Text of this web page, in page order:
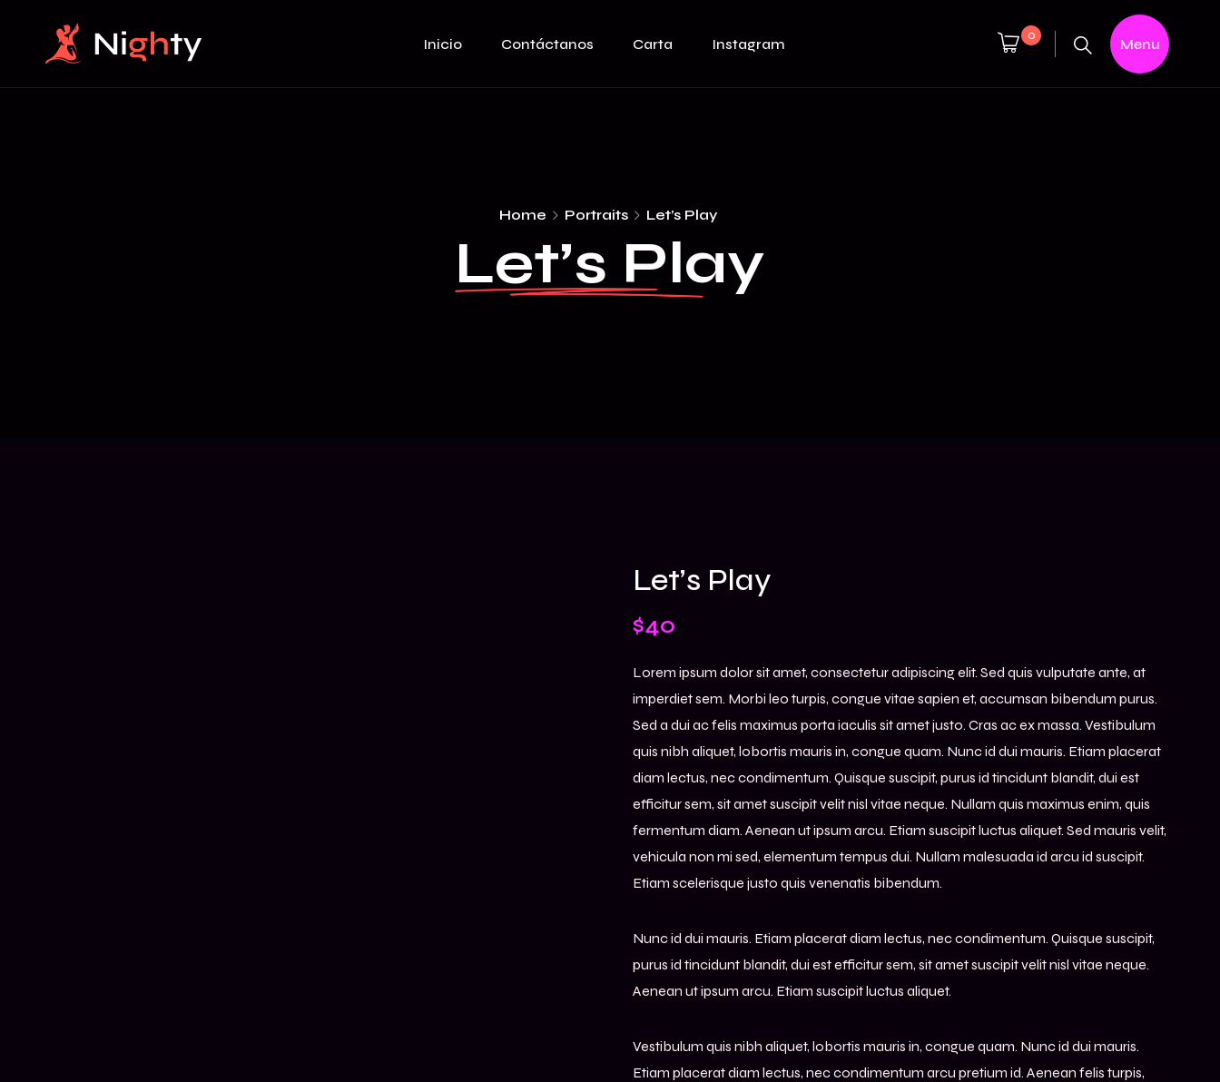
Inicio Contáctanos Carta Instagram 0 Menu
Home Portraits Let’s Play
Let’s Play
Let’s Play
$40
Lorem ipsum dolor sit amet, consectetur adipiscing elit. Sed quis vulputate ante, at
imperdiet sem. Morbi leo turpis, congue vitae sapien et, accumsan bibendum purus.
Sed a dui ac felis maximus porta iaculis sit amet justo. Cras ac ex massa. Vestibulum
quis nibh aliquet, lobortis mauris in, congue quam. Nunc id dui mauris. Etiam placerat
diam lectus, nec condimentum. Quisque suscipit, purus id tincidunt blandit, dui est
efficitur sem, sit amet suscipit velit nisl vitae neque. Nullam quis maximus enim, quis
fermentum diam. Aenean ut ipsum arcu. Etiam suscipit luctus aliquet. Sed mauris velit,
vehicula non mi sed, elementum tempus dui. Nullam malesuada id arcu id suscipit.
Etiam scelerisque justo quis venenatis bibendum.
Nunc id dui mauris. Etiam placerat diam lectus, nec condimentum. Quisque suscipit,
purus id tincidunt blandit, dui est efficitur sem, sit amet suscipit velit nisl vitae neque.
Aenean ut ipsum arcu. Etiam suscipit luctus aliquet.
Vestibulum quis nibh aliquet, lobortis mauris in, congue quam. Nunc id dui mauris.
Etiam placerat diam lectus, nec condimentum arcu pretium id. Aenean felis turpis,